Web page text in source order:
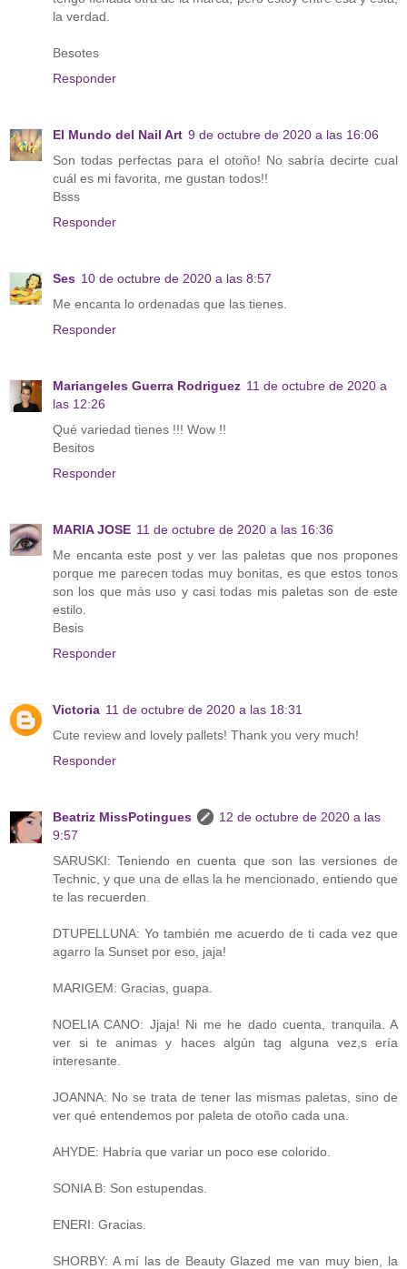
la verdad.
Besotes
Responder
El Mundo del Nail Art 9 de octubre de 2020 a las 16:06
Son todas perfectas para el otoño! No sabría decirte cual
cuál es mi favorita, me gustan todos!!
Bsss
Responder
Ses 10 de octubre de 2020 a las 8:57
Me encanta lo ordenadas que las tienes.
Responder
Mariangeles Guerra Rodriguez 11 de octubre de 2020 a
las 12:26
Qué variedad tienes !!! Wow !!
Besitos
Responder
MARIA JOSE 11 de octubre de 2020 a las 16:36
Me encanta este post y ver las paletas que nos propones
porque me parecen todas muy bonitas, es que estos tonos
son los que más uso y casi todas mis paletas son de este
estilo.
Besis
Responder
Victoria 11 de octubre de 2020 a las 18:31
Cute review and lovely pallets! Thank you very much!
Responder
Beatriz MissPotingues
12 de octubre de 2020 a las
9:57
SARUSKI: Teniendo en cuenta que son las versiones de
Technic, y que una de ellas la he mencionado, entiendo que
te las recuerden.
DTUPELLUNA: Yo también me acuerdo de ti cada vez que
agarro la Sunset por eso, jaja!
MARIGEM: Gracias, guapa.
NOELIA CANO: Jjaja! Ni me he dado cuenta, tranquila. A
ver si te animas y haces algún tag alguna vez,s ería
interesante.
JOANNA: No se trata de tener las mismas paletas, sino de
ver qué entendemos por paleta de otoño cada una.
AHYDE: Habría que variar un poco ese colorido.
SONIA B: Son estupendas.
ENERI: Gracias.
SHORBY: A mí las de Beauty Glazed me van muy bien, la